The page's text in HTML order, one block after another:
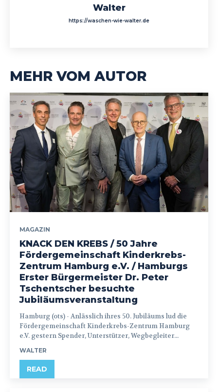
Walter
https://waschen-wie-walter.de
MEHR VOM AUTOR
MAGAZIN
KNACK DEN KREBS / 50 Jahre
Fördergemeinschaft Kinderkrebs-
Zentrum Hamburg e.V. / Hamburgs
Erster Bürgermeister Dr. Peter
Tschentscher besuchte
Jubiläumsveranstaltung
Hamburg (ots) - Anlässlich ihres 50. Jubiläums lud die
Fördergemeinschaft Kinderkrebs-Zentrum Hamburg
e.V. gestern Spender, Unterstützer, Wegbegleiter...
WALTER
READ